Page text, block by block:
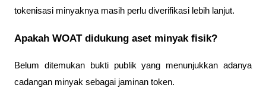
tokenisasi minyaknya masih perlu diverifikasi lebih lanjut.
Apakah WOAT didukung aset minyak fisik?
Belum ditemukan bukti publik yang menunjukkan adanya
cadangan minyak sebagai jaminan token.